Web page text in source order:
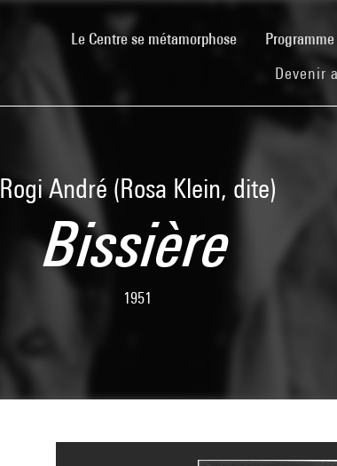
Le Centre se métamorphose(current)Programme
Devenir
Rogi André (Rosa Klein, dite)
Bissière
1951